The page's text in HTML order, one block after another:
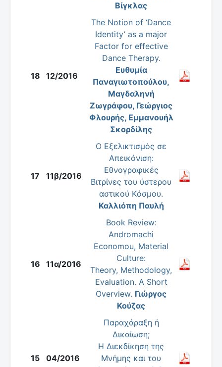
Βίγκλας
18 12/2016
The Notion of ‘Dance
Identity’ as a major
Factor for effective
Dance Therapy.
Ευθυμία
Παναγιωτοπούλου,
Μαγδαληνή
Ζωγράφου, Γεώργιος
Φλουρής, Εμμανουήλ
Σκορδίλης
17 11β/2016
Ο Eξελικτισμός σε
Aπεικόνιση:
Eθνογραφικές
Bιτρίνες του ύστερου
αστικού Kόσμου.
Καλλιόπη Παυλή
16 11α/2016
Book Review:
Andromachi
Economou, Material
Culture:
Theory, Methodology,
Evaluation. A Short
Overview. Γιώργος
Κούζας
15 04/2016
Παραχάραξη ή
Δικαίωση;
Η Διεκδίκηση της
Μνήμης και του